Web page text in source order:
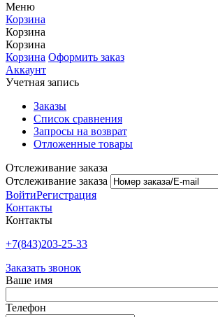
Меню
Корзина
Корзина
Корзина
Корзина Оформить заказ
Аккаунт
Учетная запись
Заказы
Список сравнения
Запросы на возврат
Отложенные товары
Отслеживание заказа
Отслеживание заказа
ВойтиРегистрация
Контакты
Контакты
+7(843)203-25-33
Заказать звонок
Ваше имя
Телефон